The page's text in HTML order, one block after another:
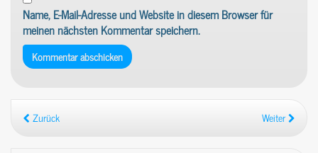
Name, E-Mail-Adresse und Website in diesem Browser für
meinen nächsten Kommentar speichern.
Zurück Weiter